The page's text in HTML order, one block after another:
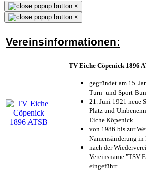
×
×
Vereinsinformationen:
TV Eiche Cöpenick 1896
gegründet am 15.
Turn- und Sport-
21. Juni 1921 neue
Platz und
Eiche Köpenick
von 1986 bis zur
Namensänderung
nach der
Vereinsname "TSV
eingeführt